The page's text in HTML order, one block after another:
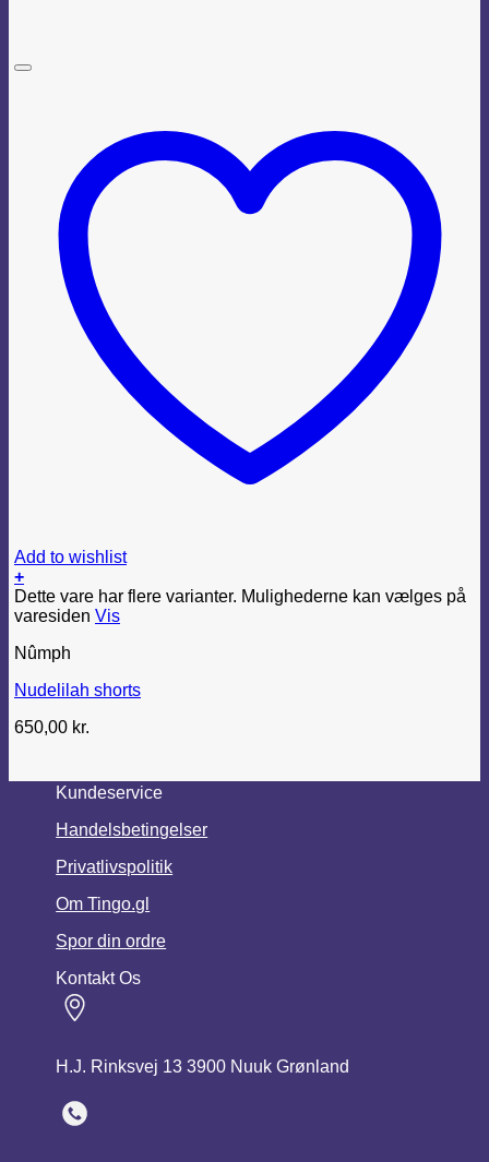
Add to wishlist
+
Dette vare har flere varianter. Mulighederne kan vælges på
varesiden Vis
Nûmph
Nudelilah shorts
650,00 kr.
Kundeservice
Handelsbetingelser
Privatlivspolitik
Om Tingo.gl
Spor din ordre
Kontakt Os
H.J. Rinksvej 13 3900 Nuuk Grønland